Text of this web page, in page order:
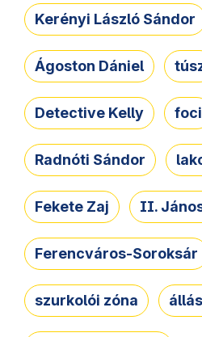
Kerényi László Sándor
Ágoston Dániel
Detective Kelly foci
Radnóti Sándor
Fekete Zaj II.
Ferencváros-Soroksár
szurkolói zóna